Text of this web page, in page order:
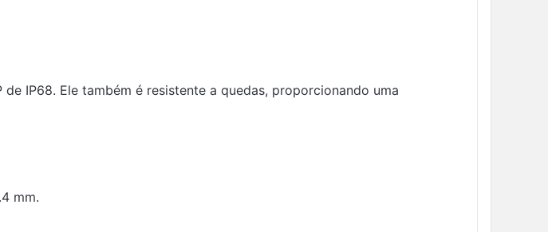
IP68. Ele também é resistente a quedas, proporcionando uma
mm.